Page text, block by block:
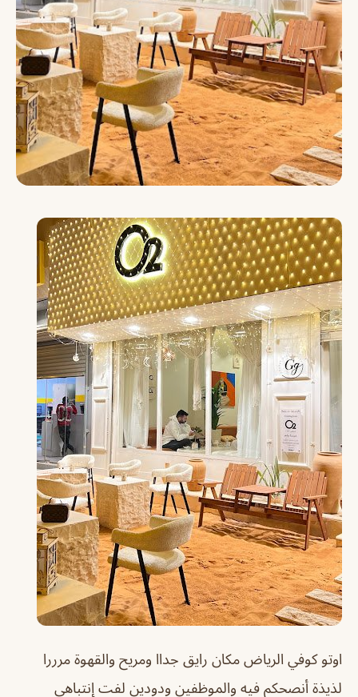
اوتو كوفي الرياض مكان رايق جداا ومريح والقهوة مرررا
لذيذة أنصحكم فيه والموظفين ودودين لفت إنتباهي